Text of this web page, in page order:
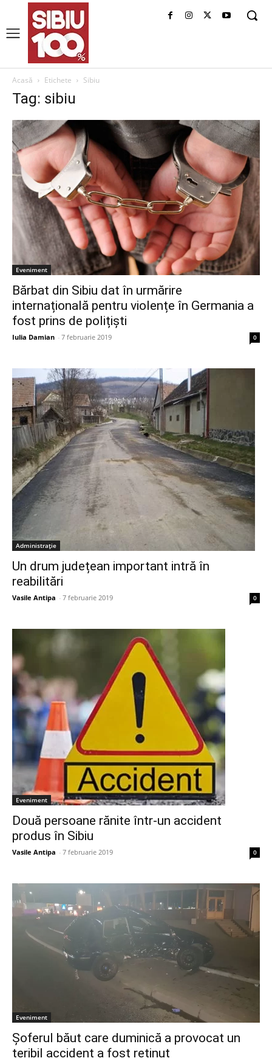
Acasă Etichete Sibiu
Tag: sibiu
Eveniment
Bărbat din Sibiu dat în urmărire
internațională pentru violențe în Germania a
fost prins de polițiști
Iulia Damian - 7 februarie 2019 0
Administrație
Un drum județean important intră în
reabilitări
Vasile Antipa - 7 februarie 2019 0
Eveniment
Două persoane rănite într-un accident
produs în Sibiu
Vasile Antipa - 7 februarie 2019 0
Eveniment
Șoferul băut care duminică a provocat un
teribil accident a fost reținut